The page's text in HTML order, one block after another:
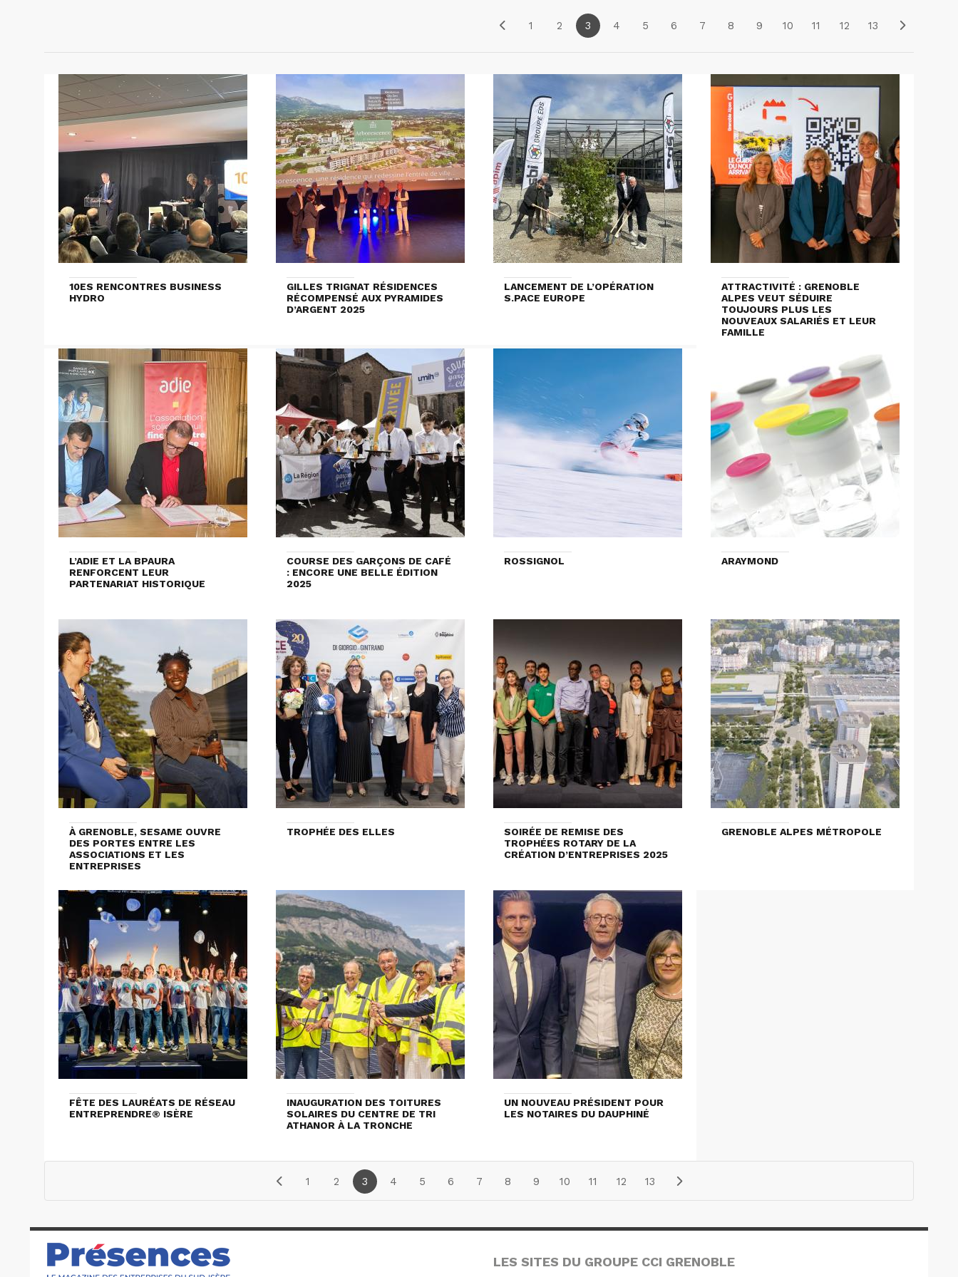
1 2 3 4 5 6 7 8 9 10 11 12 13
10ES RENCONTRES BUSINESS
HYDRO
GILLES TRIGNAT RÉSIDENCES
RÉCOMPENSÉ AUX PYRAMIDES
D’ARGENT 2025
LANCEMENT DE L’OPÉRATION
S.PACE EUROPE
ATTRACTIVITÉ : GRENOBLE
ALPES VEUT SÉDUIRE
TOUJOURS PLUS LES
NOUVEAUX SALARIÉS ET LEUR
FAMILLE
L’ADIE ET LA BPAURA
RENFORCENT LEUR
PARTENARIAT HISTORIQUE
COURSE DES GARÇONS DE CAFÉ
: ENCORE UNE BELLE ÉDITION
2025
ROSSIGNOL ARAYMOND
À GRENOBLE, SESAME OUVRE
DES PORTES ENTRE LES
ASSOCIATIONS ET LES
ENTREPRISES
TROPHÉE DES ELLES
SOIRÉE DE REMISE DES
TROPHÉES ROTARY DE LA
CRÉATION D’ENTREPRISES 2025
GRENOBLE ALPES MÉTROPOLE
FÊTE DES LAURÉATS DE RÉSEAU
ENTREPRENDRE® ISÈRE
INAUGURATION DES TOITURES
SOLAIRES DU CENTRE DE TRI
ATHANOR À LA TRONCHE
UN NOUVEAU PRÉSIDENT POUR
LES NOTAIRES DU DAUPHINÉ
1 2 3 4 5 6 7 8 9 10 11 12 13
LES SITES DU GROUPE CCI GRENOBLE